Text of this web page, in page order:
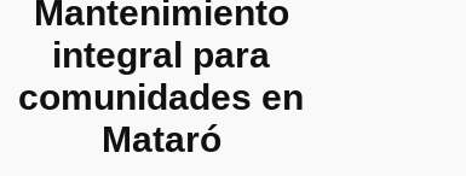
Mantenimiento
integral para
comunidades en
Mataró